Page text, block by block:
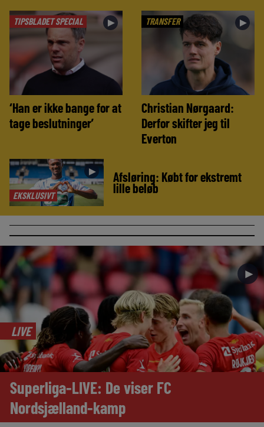
TIPSBLADET SPECIAL ►
‘Han er ikke bange for at
tage beslutninger’
TRANSFER ►
Christian Nørgaard:
Derfor skifter jeg til
Everton
EKSKLUSIVT
► Afsløring: Købt for ekstremt
lille beløb
►
LIVE
Superliga-LIVE: De viser FC
Nordsjælland-kamp